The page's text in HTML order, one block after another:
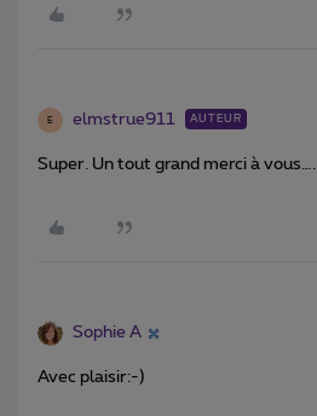
E elmstrue911 AUTEUR
Super. Un tout grand merci à vous….
Sophie A
Avec plaisir:-)